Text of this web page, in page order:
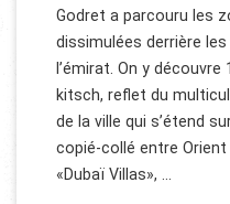
Godret a parcouru les
dissimulées derrière
l’émirat. On y
kitsch, reflet du
de la ville qui s’étend
copié-collé entre
«Dubaï Villas», …